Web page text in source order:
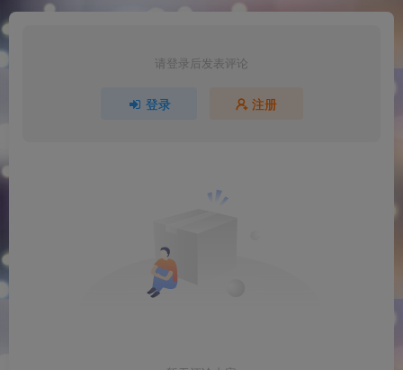
请登录后发表评论
登录 注册